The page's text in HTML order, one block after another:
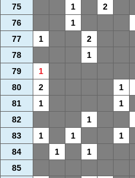
75
1 2
76
1
77
1 2
78
1
79
1
80
2 1
81
1 1
82
1
83
1 1 1
84
1 1
85